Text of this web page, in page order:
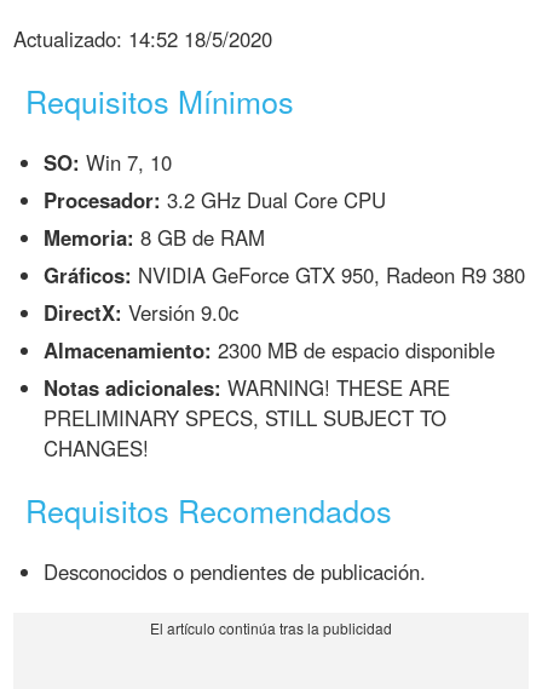
Actualizado: 14:52 18/5/2020
Requisitos Mínimos
SO: Win 7, 10
Procesador: 3.2 GHz Dual Core CPU
Memoria: 8 GB de RAM
Gráficos: NVIDIA GeForce GTX 950, Radeon R9 380
DirectX: Versión 9.0c
Almacenamiento: 2300 MB de espacio disponible
Notas adicionales: WARNING! THESE ARE
PRELIMINARY SPECS, STILL SUBJECT TO
CHANGES!
Requisitos Recomendados
Desconocidos o pendientes de publicación.